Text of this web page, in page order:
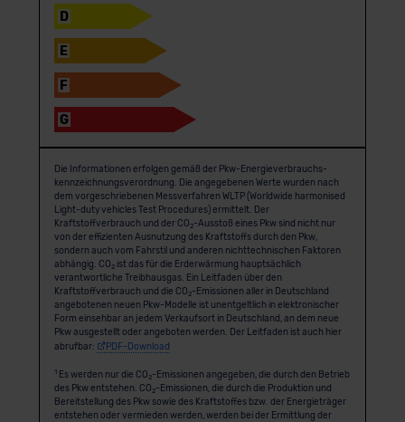
D
E
F
G
Die Informationen erfolgen gemäß der Pkw-Energie­verbrauchs­
kennzeichnungs­verordnung. Die angegebenen Werte wurden nach
dem vorgeschriebenen Messverfahren WLTP (Worldwide harmonised
Light-duty vehicles Test Procedures) ermittelt. Der
Kraftstoffverbrauch und der CO2-Ausstoß eines Pkw sind nicht nur
von der effizienten Ausnutzung des Kraftstoffs durch den Pkw,
sondern auch vom Fahrstil und anderen nichttechnischen Faktoren
abhängig. CO2ist das für die Erderwärmung hauptsächlich
verantwortliche Treibhausgas. Ein Leitfaden über den
Kraftstoffverbrauch und die CO2-Emissionen aller in Deutschland
angebotenen neuen Pkw-Modelle ist unentgeltlich in elektronischer
Form einsehbar an jedem Verkaufsort in Deutschland, an dem neue
Pkw ausgestellt oder angeboten werden. Der Leitfaden ist auch hier
abrufbar:
PDF-Download
1Es werden nur die CO2-Emissionen angegeben, die durch den Betrieb
des Pkw entstehen. CO2-Emissionen, die durch die Produktion und
Bereitstellung des Pkw sowie des Kraftstoffes bzw. der Energieträger
entstehen oder vermieden werden, werden bei der Ermittlung der